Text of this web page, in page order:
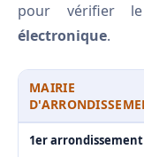
pour vérifier
électronique.
MAIRIE
1er arrondissement